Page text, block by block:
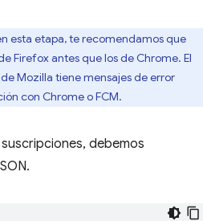
esta etapa, te recomendamos que
Firefox antes que los de Chrome. El
Mozilla tiene mensajes de error
con Chrome o FCM.
debemos